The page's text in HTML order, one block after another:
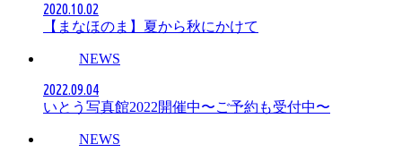
2020.10.02
【まなほのま】夏から秋にかけて
NEWS
2022.09.04
いとう写真館2022開催中〜ご予約も受付中〜
NEWS